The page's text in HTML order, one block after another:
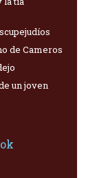
de Cameros
un joven